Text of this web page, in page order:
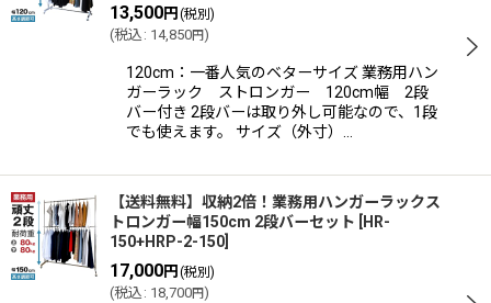
13,500円(税別)
(税込 : 14,850円)
120cm：一番人気のベターサイズ 業務用ハン
ガーラック ストロンガー 120cm幅 2段
バー付き 2段バーは取り外し可能なので、1段
でも使えます。 サイズ（外寸）…
【送料無料】収納2倍！業務用ハンガーラックス
トロンガー幅150cm 2段バーセット [HR-
150+HRP-2-150]
17,000円(税別)
(税込 : 18,700円)